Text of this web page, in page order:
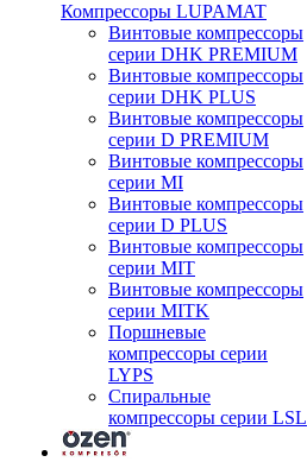
Компрессоры LUPAMAT
Винтовые компрессоры
серии DHK PREMIUM
Винтовые компрессоры
серии DHK PLUS
Винтовые компрессоры
серии D PREMIUM
Винтовые компрессоры
серии MI
Винтовые компрессоры
серии D PLUS
Винтовые компрессоры
серии MIT
Винтовые компрессоры
серии MITK
Поршневые
компрессоры серии
LYPS
Спиральные
компрессоры серии LSL